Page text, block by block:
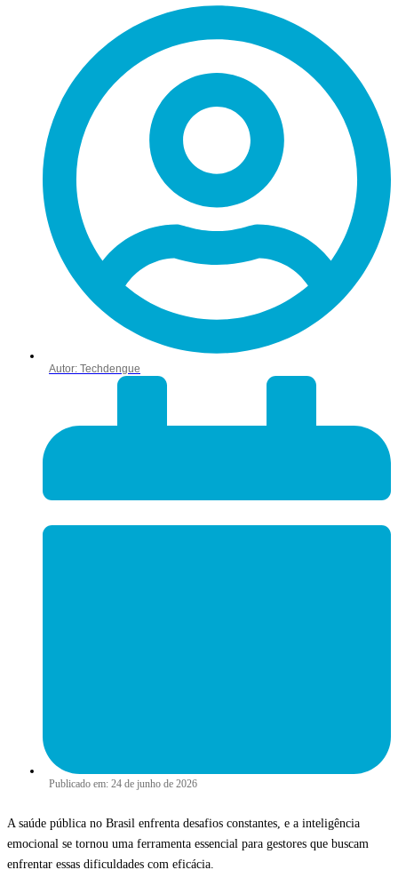
Autor: Techdengue
Publicado em: 24 de junho de 2026
A saúde pública no Brasil enfrenta desafios constantes, e a inteligência
emocional se tornou uma ferramenta essencial para gestores que buscam
enfrentar essas dificuldades com eficácia.